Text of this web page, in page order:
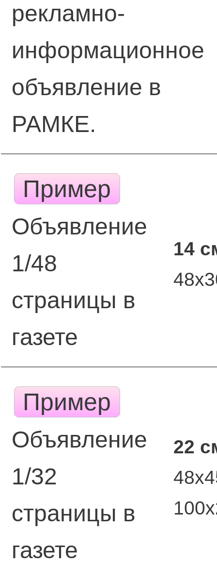
рекламно-
информационное
объявление в
РАМКЕ.
Пример
Объявление
1/48
страницы в
газете
14
Пример
Объявление
1/32
страницы в
газете
22